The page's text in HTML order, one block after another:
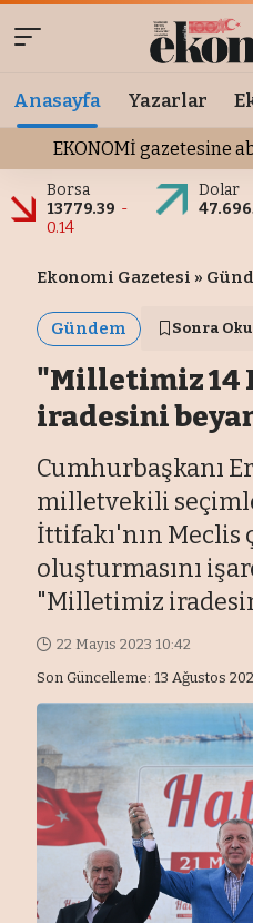
Anasayfa Yazarlar
EKONOMİ gazetesine
Borsa
13779.39 -
0.14
Dolar
Ekonomi Gazetesi »
Gündem Sonra Oku
"Milletimiz 14
iradesini
Cumhurbaşkanı
milletvekili
İttifakı'nın Meclis
oluşturmasını
"Milletimiz
Son Güncelleme: 13 Ağustos
22 Mayıs 2023 10:42